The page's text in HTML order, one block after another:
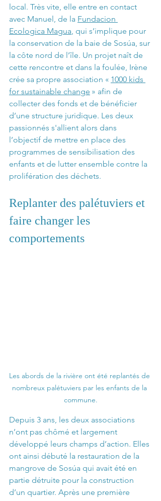
local. Très vite, elle entre en contact
avec Manuel, de la Fundacion
Ecologica Magua, qui s’implique pour
la conservation de la baie de Sosúa, sur
la côte nord de l’île. Un projet naît de
cette rencontre et dans la foulée, Irène
crée sa propre association « 1000 kids
for sustainable change » afin de
collecter des fonds et de bénéficier
d’une structure juridique. Les deux
passionnés s'allient alors dans
l’objectif de mettre en place des
programmes de sensibilisation des
enfants et de lutter ensemble contre la
prolifération des déchets.
Replanter des palétuviers et
faire changer les
comportements
Les abords de la rivière ont été replantés de
nombreux palétuviers par les enfants de la
commune.
Depuis 3 ans, les deux associations
n’ont pas chômé et largement
développé leurs champs d’action. Elles
ont ainsi débuté la restauration de la
mangrove de Sosúa qui avait été en
partie détruite pour la construction
d’un quartier. Après une première